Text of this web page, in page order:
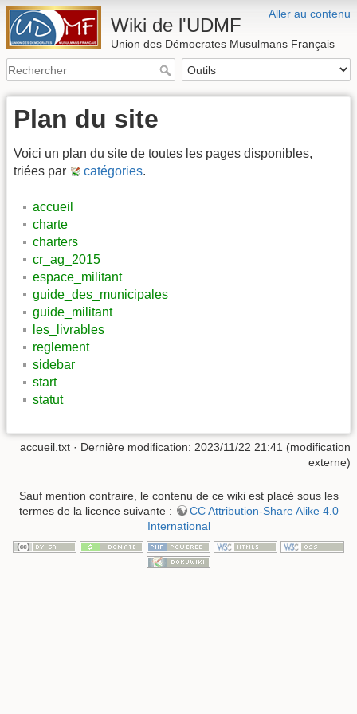
Aller au contenu
Wiki de l'UDMF
Union des Démocrates Musulmans Français
Plan du site
Voici un plan du site de toutes les pages disponibles,
triées par
catégories.
accueil
charte
charters
cr_ag_2015
espace_militant
guide_des_municipales
guide_militant
les_livrables
reglement
sidebar
start
statut
accueil.txt · Dernière modification: 2023/11/22 21:41 (modification
externe)
Sauf mention contraire, le contenu de ce wiki est placé sous les
termes de la licence suivante :
CC Attribution-Share Alike 4.0
International